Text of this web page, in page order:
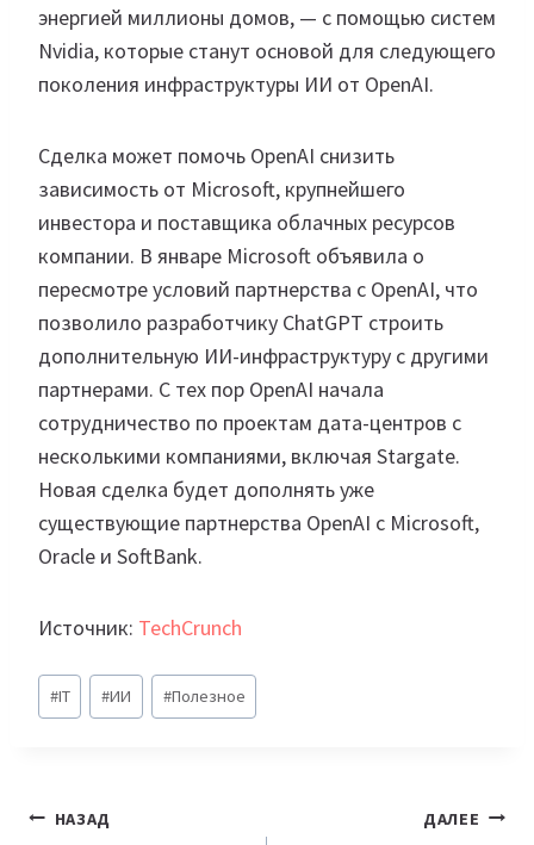
энергией миллионы домов, — с помощью систем
Nvidia, которые станут основой для следующего
поколения инфраструктуры ИИ от OpenAI.
Сделка может помочь OpenAI снизить
зависимость от Microsoft, крупнейшего
инвестора и поставщика облачных ресурсов
компании. В январе Microsoft объявила о
пересмотре условий партнерства с OpenAI, что
позволило разработчику ChatGPT строить
дополнительную ИИ-инфраструктуру с другими
партнерами. С тех пор OpenAI начала
сотрудничество по проектам дата-центров с
несколькими компаниями, включая Stargate.
Новая сделка будет дополнять уже
существующие партнерства OpenAI с Microsoft,
Oracle и SoftBank.
Источник: TechCrunch
Метки
записи:
#IT #ИИ #Полезное
Навигация
НАЗАД ДАЛЕЕ